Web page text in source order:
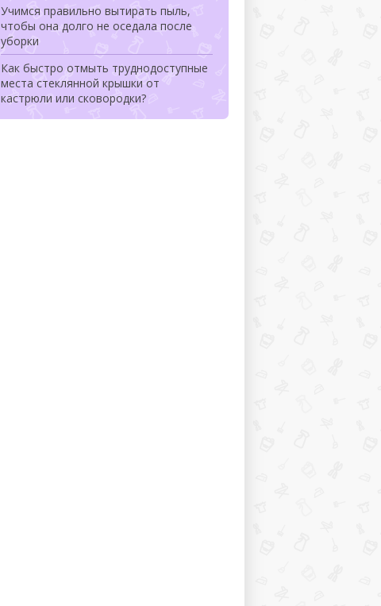
Учимся правильно вытирать пыль,
чтобы она долго не оседала после
уборки
Как быстро отмыть труднодоступные
места стеклянной крышки от
кастрюли или сковородки?